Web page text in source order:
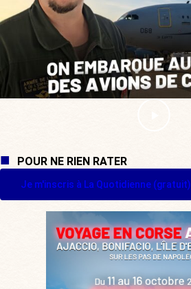
POUR NE RIEN RATER
Je m'inscris à La Quotidienne (gratuit)